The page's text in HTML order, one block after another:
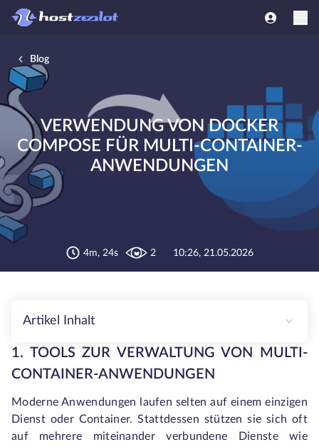
Blog
VERWENDUNG VON DOCKER
COMPOSE FÜR MULTI-CONTAINER-
ANWENDUNGEN
4m, 24s 2 10:26, 21.05.2026
Artikel Inhalt
1. TOOLS ZUR VERWALTUNG VON MULTI-
CONTAINER-ANWENDUNGEN
Moderne Anwendungen laufen selten auf einem einzigen
Dienst oder Container. Stattdessen stützen sie sich oft
auf mehrere miteinander verbundene Dienste wie